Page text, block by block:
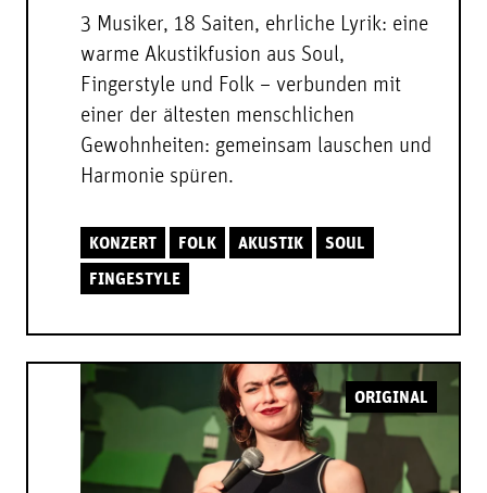
3 Musiker, 18 Saiten, ehrliche Lyrik: eine
warme Akustikfusion aus Soul,
Fingerstyle und Folk – verbunden mit
einer der ältesten menschlichen
Gewohnheiten: gemeinsam lauschen und
Harmonie spüren.
KONZERT FOLK AKUSTIK
SOUL
FINGESTYLE
ORIGINAL